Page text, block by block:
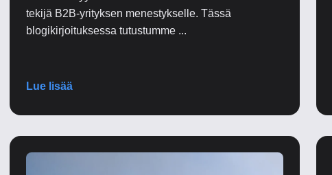
tekijä B2B-yrityksen menestykselle. Tässä
blogikirjoituksessa tutustumme ...
Lue lisää